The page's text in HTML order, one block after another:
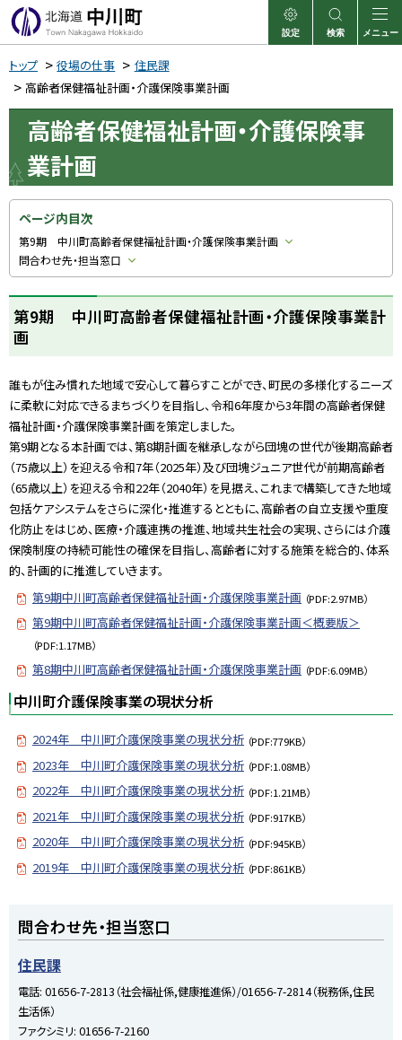
本
へ
ニ
ー
へ
中川町 表示
設定
検索
サイト内検索
メニュー
トップ 役場の仕事
住民課
高齢者保健福祉計画・介護保険事業計画
高齢者保健福祉計画・介護保険事
業計画
ページ内目次
第9期 中川町高齢者保健福祉計画・介護保険事業計画
問合わせ先・担当窓口
第9期 中川町高齢者保健福祉計画・介護保険事業計
画
誰もが住み慣れた地域で安心して暮らすことができ、町民の多様化するニーズ
に柔軟に対応できるまちづくりを目指し、令和6年度から3年間の高齢者保健
福祉計画・介護保険事業計画を策定しました。
第9期となる本計画では、第8期計画を継承しながら団塊の世代が後期高齢者
（75歳以上）を迎える令和7年（2025年）及び団塊ジュニア世代が前期高齢者
（65歳以上）を迎える令和22年（2040年）を見据え、これまで構築してきた地域
包括ケアシステムをさらに深化・推進するとともに、高齢者の自立支援や重度
化防止をはじめ、医療・介護連携の推進、地域共生社会の実現、さらには介護
保険制度の持続可能性の確保を目指し、高齢者に対する施策を総合的、体系
的、計画的に推進していきます。
第9期中川町高齢者保健福祉計画・介護保険事業計画 （PDF:2.97MB）
第9期中川町高齢者保健福祉計画・介護保険事業計画＜概要版＞
（PDF:1.17MB）
第8期中川町高齢者保健福祉計画・介護保険事業計画 （PDF:6.09MB）
中川町介護保険事業の現状分析
2024年 中川町介護保険事業の現状分析 （PDF:779KB）
2023年 中川町介護保険事業の現状分析 （PDF:1.08MB）
2022年 中川町介護保険事業の現状分析 （PDF:1.21MB）
2021年 中川町介護保険事業の現状分析 （PDF:917KB）
2020年 中川町介護保険事業の現状分析 （PDF:945KB）
2019年 中川町介護保険事業の現状分析 （PDF:861KB）
に
戻
る
問合わせ先・担当窓口
住民課
電話: 01656-7-2813（社会福祉係,健康推進係）/01656-7-2814（税務係,住民
生活係）
ファクシミリ: 01656-7-2160